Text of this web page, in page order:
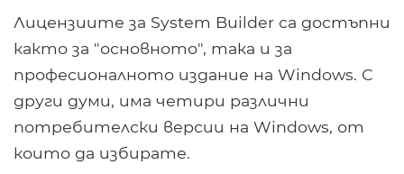
Лицензиите за System Builder са достъпни
както за "основното", така и за
професионалното издание на Windows. С
други думи, има четири различни
потребителски версии на Windows, от
които да избирате.